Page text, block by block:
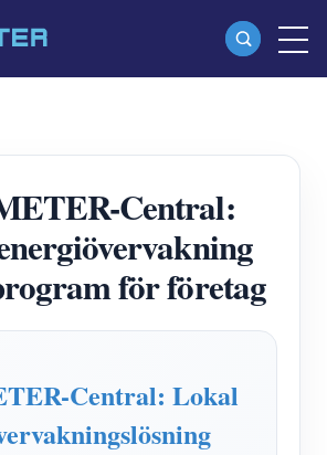
Fi energimätare (WEM3080T)
Fi energimätare (WEM3046T)
Fi energimätare (WEM3050T)
Controller
Central:
för företag
Central: Lokal